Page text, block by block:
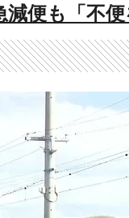
減便も「不